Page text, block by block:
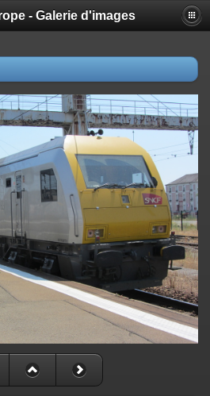
- Galerie d'images